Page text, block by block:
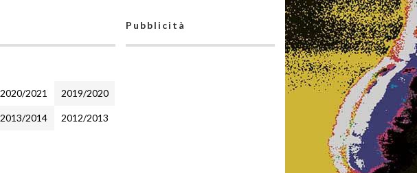
2020/2021 2019/2020
2013/2014 2012/2013
Pubblicità